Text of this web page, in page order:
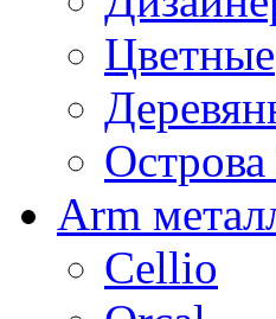
Цветные
Arm
Cellio